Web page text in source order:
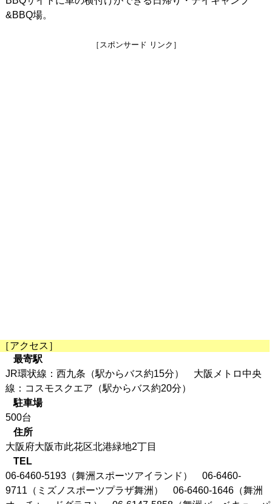
&BBQ場。
［スポンサード リンク］
［アクセス］
最寄駅
JR環状線：西九条（駅からバス約15分） 大阪メトロ中央
線：コスモスクエア（駅からバス約20分）
駐車場
500台
住所
大阪府大阪市此花区北港緑地2丁目
TEL
06-6460-5193（舞洲スポーツアイランド） 06-6460-
9711（ミズノスポーツプラザ舞洲） 06-6460-1646（舞洲